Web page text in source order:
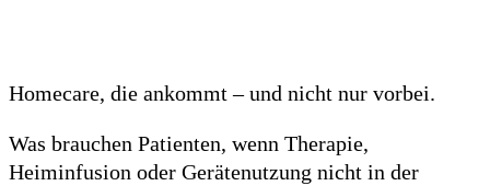
Homecare, die ankommt – und nicht nur vorbei.
Was brauchen Patienten, wenn Therapie,
Heiminfusion oder Gerätenutzung nicht in der